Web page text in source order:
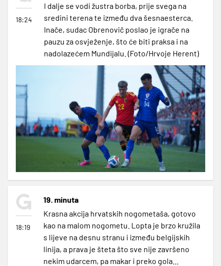
18:24
I dalje se vodi žustra borba, prije svega na
sredini terena te između dva šesnaesterca.
Inače, sudac Obrenovič poslao je igrače na
pauzu za osvježenje, što će biti praksa i na
nadolazećem Mundijalu. (Foto/Hrvoje Herent)
18:19
19. minuta
Krasna akcija hrvatskih nogometaša, gotovo
kao na malom nogometu. Lopta je brzo kružila
s lijeve na desnu stranu i između belgijskih
linija, a prava je šteta što sve nije završeno
nekim udarcem, pa makar i preko gola...